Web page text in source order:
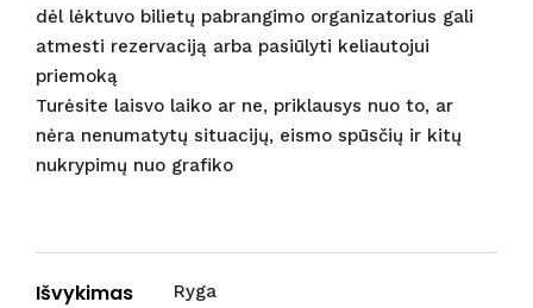
dėl lėktuvo bilietų pabrangimo organizatorius gali
atmesti rezervaciją arba pasiūlyti keliautojui
priemoką
Turėsite laisvo laiko ar ne, priklausys nuo to, ar
nėra nenumatytų situacijų, eismo spūsčių ir kitų
nukrypimų nuo grafiko
Išvykimas Ryga